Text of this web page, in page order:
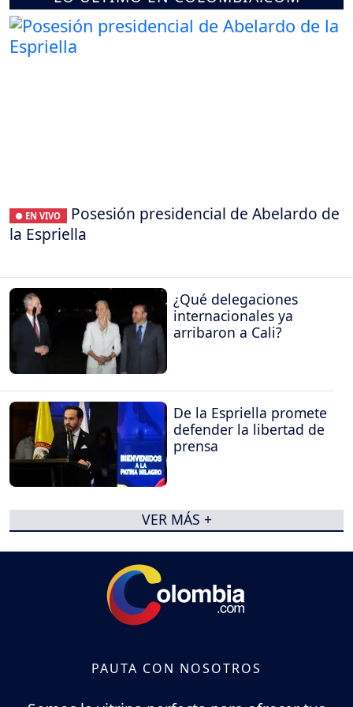
● EN VIVO
Posesión presidencial de Abelardo de
la Espriella
¿Qué delegaciones
internacionales ya
arribaron a Cali?
De la Espriella promete
defender la libertad de
prensa
VER MÁS +
PAUTA CON NOSOTROS